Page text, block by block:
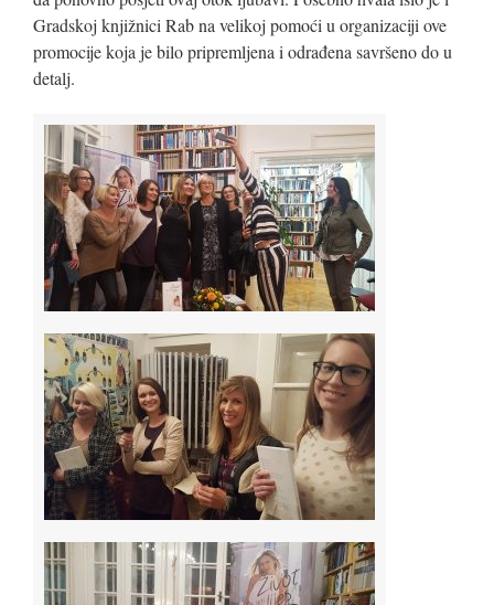
Gradskoj knjižnici Rab na velikoj pomoći u organizaciji ove
promocije koja je bilo pripremljena i odrađena savršeno do u
detalj.